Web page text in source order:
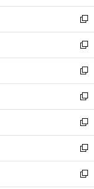
開
く
ウ
で
開
く
ン
ド
ウ
で
開
く
新
し
い
ウ
ィ
ン
ド
ウ
で
開
く
新
し
い
ウ
ィ
ン
ド
ウ
で
開
く
新
し
い
ウ
ィ
ン
ド
ウ
で
開
新
し
い
ウ
ィ
ン
ド
新
し
い
ウ
ィ
新
し
い
新